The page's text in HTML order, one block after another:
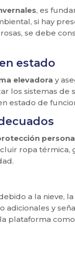
, es
si hay
se debe
estado
elevadora y
los sistemas de
estado de
ropa térmica,
a la nieve,
y
plataforma